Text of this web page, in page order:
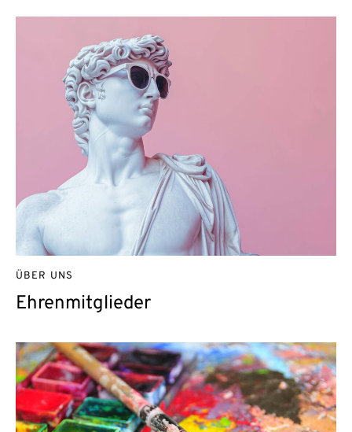
Ehrenmitglieder
ÜBER UNS